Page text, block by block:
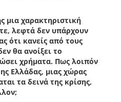
μια χαρακτηριστική
λεφτά δεν υπάρχουν
ότι κανείς από τους
θα ανοίξει το
χρήματα. Πως λοιπόν
Ελλάδας, μιας χώρας
τα δεινά της κρίσης,